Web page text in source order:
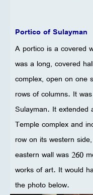
Portico of Sulayman
A portico is a covered
was a long, covered
complex, open on one
rows of columns. It
Sulayman. It
Temple complex and
row on its western
eastern wall was 260
works of art. It would
the photo below.